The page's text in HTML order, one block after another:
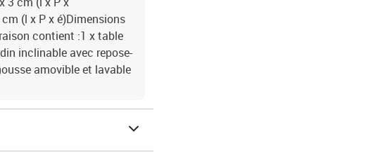
(l x P x é)Dimensions
contient :1 x table
inclinable avec repose-
amovible et lavable